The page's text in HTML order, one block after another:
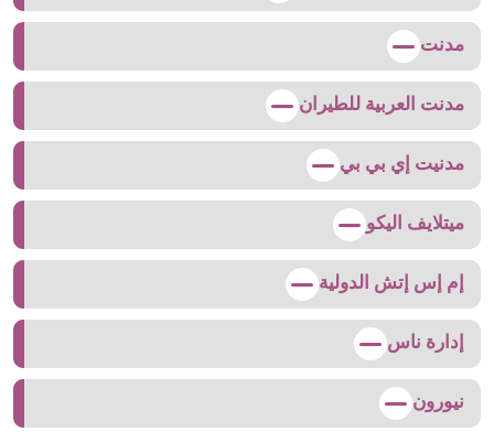
مدنت
مدنت العربية للطيران
مدنيت إي بي بي
ميتلايف اليكو
إم إس إتش الدولية
إدارة ناس
نيورون